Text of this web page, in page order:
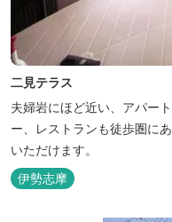
二見テラス
夫婦岩にほど近い、アパー
ー、レストランも徒歩圏に
いただけます。
伊勢志摩